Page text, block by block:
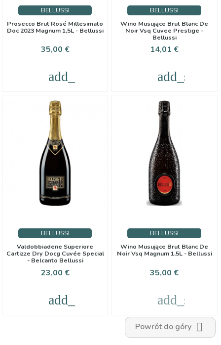
BELLUSSI
Prosecco Brut Rosé Millesimato
Doc 2023 Magnum 1,5L - Bellussi
Cena
35,00 €
add_shopping_cart
BELLUSSI
Wino Musujące Brut Blanc De
Noir Vsq Cuvee Prestige -
Bellussi
Cena
14,01 €
BELLUSSI
Valdobbiadene Superiore
Cartizze Dry Docg Cuvée Special
- Belcanto Bellussi
Cena
23,00 €
add_shopping_cart
BELLUSSI
Wino Musujące Brut Blanc De
Noir Vsq Magnum 1,5L - Bellussi
Cena
35,00 €
Powrót do góry 